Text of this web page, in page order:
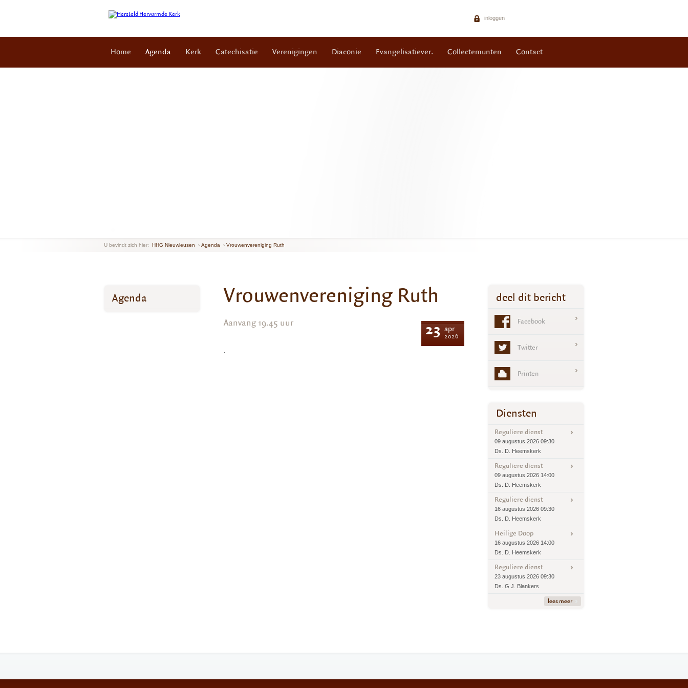
inloggen
Home Agenda Kerk Catechisatie Verenigingen Diaconie Evangelisatiever. Collectemunten Contact
U bevindt zich hier: HHG Nieuwleusen › Agenda › Vrouwenvereniging Ruth
Vrouwenvereniging Ruth
Aanvang 19.45 uur 23 apr
2026
.
Agenda deel dit bericht
Facebook
Twitter
Printen
Diensten
Reguliere dienst
09 augustus 2026 09:30
Ds. D. Heemskerk
Reguliere dienst
09 augustus 2026 14:00
Ds. D. Heemskerk
Reguliere dienst
16 augustus 2026 09:30
Ds. D. Heemskerk
Heilige Doop
16 augustus 2026 14:00
Ds. D. Heemskerk
Reguliere dienst
23 augustus 2026 09:30
Ds. G.J. Blankers
lees meer